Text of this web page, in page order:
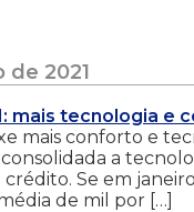
2021
mais tecnologia e
mais conforto e
consolidada a
Se em
de mil por […]